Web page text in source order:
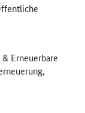
Erneuerbare